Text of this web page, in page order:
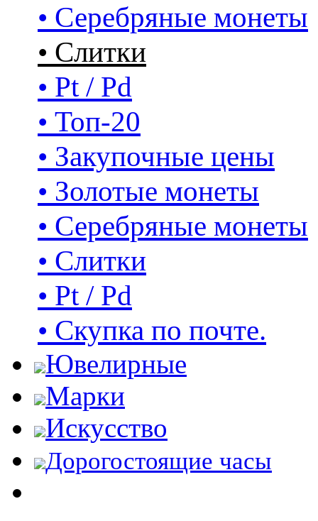
• Серебряные монеты
• Слитки
• Pt / Pd
• Топ-20
• Закупочные цены
• Золотые монеты
• Серебряные монеты
• Слитки
• Pt / Pd
• Скупка по почте.
Ювелирные
Марки
Искусство
Дорогостоящие часы